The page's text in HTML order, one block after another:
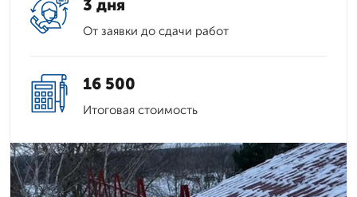
3 дня
От заявки до сдачи работ
16 500
Итоговая стоимость